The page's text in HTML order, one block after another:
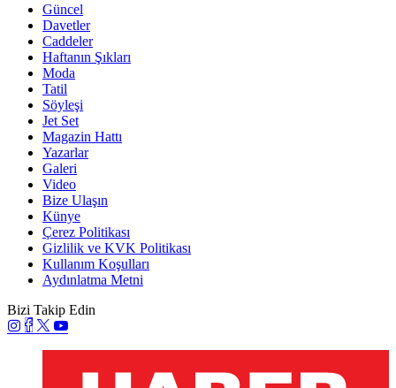
Güncel
Davetler
Caddeler
Haftanın Şıkları
Moda
Tatil
Söyleşi
Jet Set
Magazin Hattı
Yazarlar
Galeri
Video
Bize Ulaşın
Künye
Çerez Politikası
Gizlilik ve KVK Politikası
Kullanım Koşulları
Aydınlatma Metni
Bizi Takip Edin